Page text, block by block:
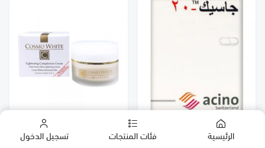
الرئيسية فئات المنتجات تسجيل الدخول
كبسولة
كوزمو وايت للتبييض | COSMO
WHITE LIGHTENING